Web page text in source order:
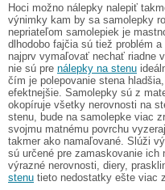
Hoci možno nálepky nalepiť
výnimky kam by sa samolepky
nepriateľom samolepiek je
dlhodobo fajčia sú tiež problém
najprv vymaľovať nechať riadne
nie sú pre nálepky na stenu
čím je polepovanie stena
efektnejšie. Samolepky sú z
okopíruje všetky nerovnosti na
stenu, bude na samolepke viac
svojmu matnému povrchu
takmer ako namaľované. Slúži
sú určené pre zamaskovanie
výrazné nerovnosti, diery,
stenu tieto nedostatky ešte viac